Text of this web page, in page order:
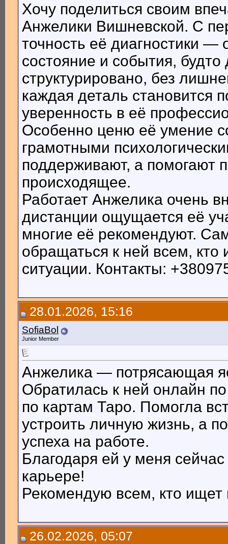
Хочу поделиться своим
Анжелики Вишневской. С
точность её диагностики —
состояние и события,
структурировано, без
каждая деталь становится
уверенность в её
Особенно ценю её умение
грамотными
поддерживают, а помогают
происходящее.
Работает Анжелика очень
дистанции ощущается её
многие её рекомендуют.
обращаться к ней всем, кто
ситуации. Контакты:
28.01.2026, 15:16
SofiaBol
Junior Member
Анжелика — потрясающая
Обратилась к ней онлайн
по картам Таро. Помогла
устроить личную жизнь, а
успеха на работе.
Благодаря ей у меня
карьере!
Рекомендую всем, кто
26.02.2026, 05:07